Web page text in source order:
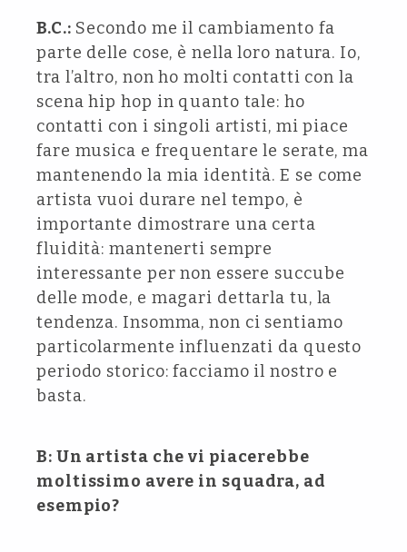
B.C.: Secondo me il cambiamento fa
parte delle cose, è nella loro natura. Io,
tra l’altro, non ho molti contatti con la
scena hip hop in quanto tale: ho
contatti con i singoli artisti, mi piace
fare musica e frequentare le serate, ma
mantenendo la mia identità. E se come
artista vuoi durare nel tempo, è
importante dimostrare una certa
fluidità: mantenerti sempre
interessante per non essere succube
delle mode, e magari dettarla tu, la
tendenza. Insomma, non ci sentiamo
particolarmente influenzati da questo
periodo storico: facciamo il nostro e
basta.
B: Un artista che vi piacerebbe
moltissimo avere in squadra, ad
esempio?